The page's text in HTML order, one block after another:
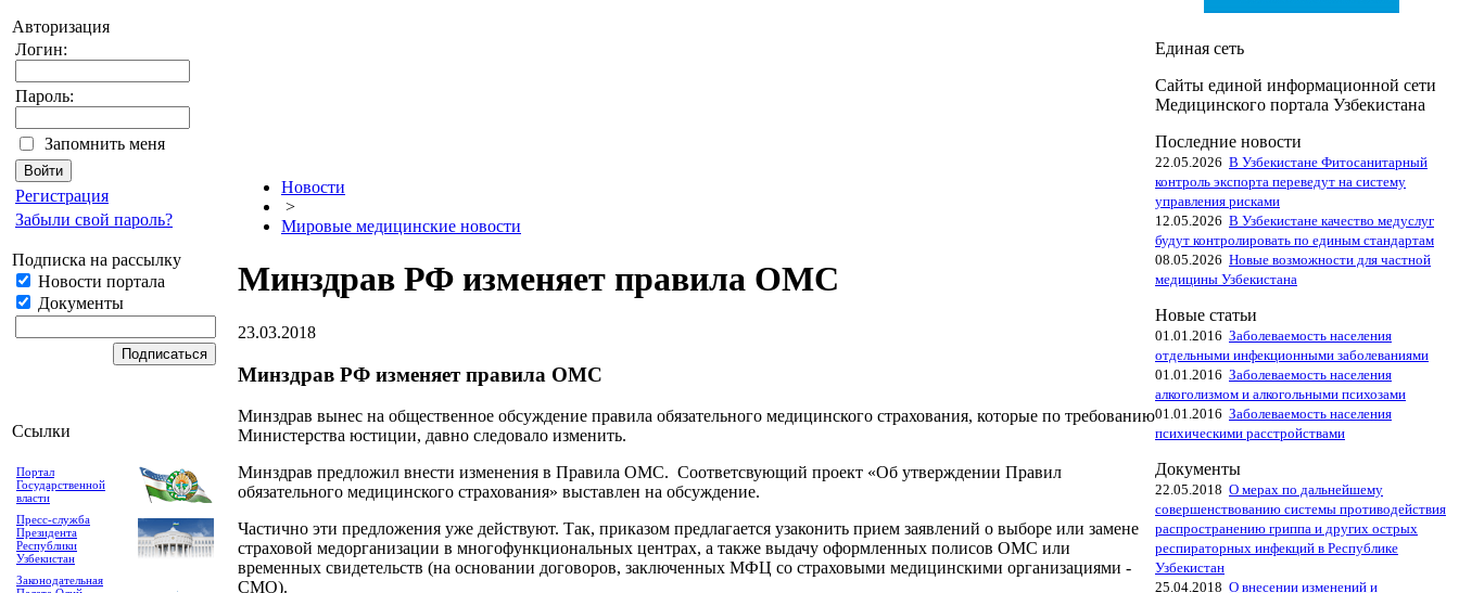
Авторизация
Логин:
Пароль:
Запомнить меня
Регистрация
Забыли свой пароль?
Подписка на рассылку
Новости портала
Документы
Ссылки
Портал
Государственной
власти
Пресс-служба
Президента
Республики
Узбекистан
Законодательная
Новости
>
Мировые медицинские новости
Минздрав РФ изменяет правила ОМС
23.03.2018
Минздрав РФ изменяет правила ОМС
Минздрав вынес на общественное обсуждение правила обязательного медицинского страхования, которые по требованию
Министерства юстиции, давно следовало изменить.
Минздрав предложил внести изменения в Правила ОМС. Соответсвующий проект «Об утверждении Правил
обязательного медицинского страхования» выставлен на обсуждение.
Частично эти предложения уже действуют. Так, приказом предлагается узаконить прием заявлений о выборе или замене
страховой медорганизации в многофункциональных центрах, а также выдачу оформленных полисов ОМС или
временных свидетельств (на основании договоров, заключенных МФЦ со страховыми медицинскими организациями -
СМО).
Единая сеть
Сайты единой информационной сети
Медицинского портала Узбекистана
Последние новости
22.05.2026 В Узбекистане Фитосанитарный
контроль экспорта переведут на систему
управления рисками
12.05.2026 В Узбекистане качество медуслуг
будут контролировать по единым стандартам
08.05.2026 Новые возможности для частной
медицины Узбекистана
Новые статьи
01.01.2016 Заболеваемость населения
отдельными инфекционными заболеваниями
01.01.2016 Заболеваемость населения
алкоголизмом и алкогольными психозами
01.01.2016 Заболеваемость населения
психическими расстройствами
Документы
22.05.2018 О мерах по дальнейшему
совершенствованию системы противодействия
распространению гриппа и других острых
респираторных инфекций в Республике
Узбекистан
25.04.2018 О внесении изменений и